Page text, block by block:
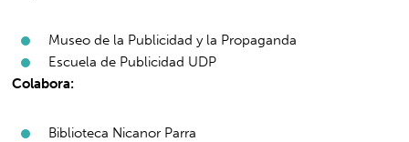
Museo de la Publicidad y la Propaganda
Escuela de Publicidad UDP
Colabora:
Biblioteca Nicanor Parra